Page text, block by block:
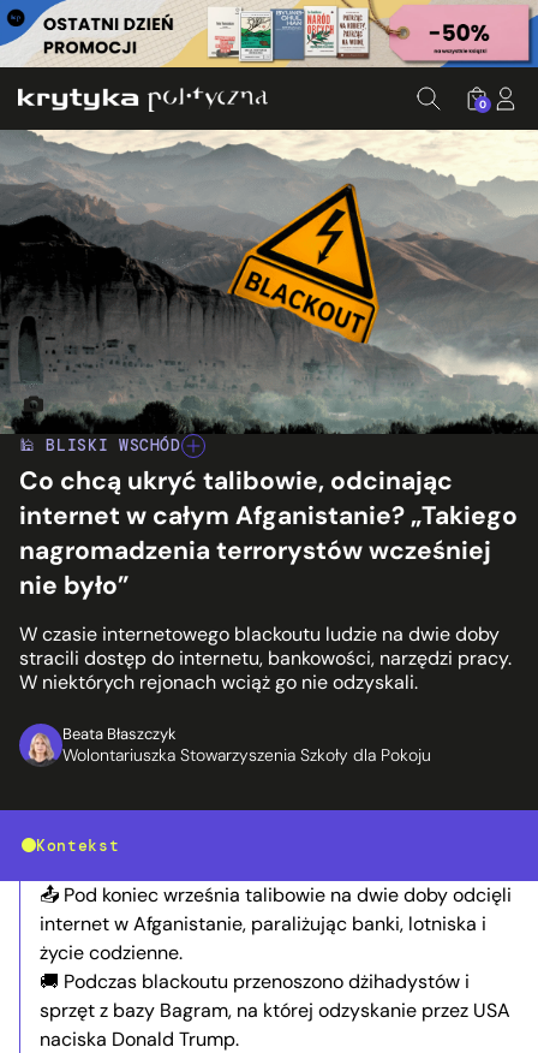
0
🕌 BLISKI WSCHÓD
Co chcą ukryć talibowie, odcinając
internet w całym Afganistanie? „Takiego
nagromadzenia terrorystów wcześniej
nie było”
W czasie internetowego blackoutu ludzie na dwie doby
stracili dostęp do internetu, bankowości, narzędzi pracy.
W niektórych rejonach wciąż go nie odzyskali.
Beata Błaszczyk
Wolontariuszka Stowarzyszenia Szkoły dla Pokoju
Źródło: Canva, Ed. KP
Kontekst
📤 Pod koniec września talibowie na dwie doby odcięli
internet w Afganistanie, paraliżując banki, lotniska i
życie codzienne.
🚚 Podczas blackoutu przenoszono dżihadystów i
sprzęt z bazy Bagram, na której odzyskanie przez USA
naciska Donald Trump.